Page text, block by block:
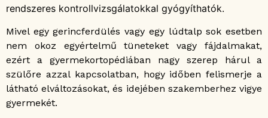
rendszeres kontrollvizsgálatokkal gyógyíthatók.
Mivel egy gerincferdülés vagy egy lúdtalp sok esetben
nem okoz egyértelmű tüneteket vagy fájdalmakat,
ezért a gyermekortopédiában nagy szerep hárul a
szülőre azzal kapcsolatban, hogy időben felismerje a
látható elváltozásokat, és idejében szakemberhez vigye
gyermekét.